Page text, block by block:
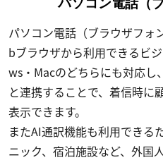
パソコン電話（
パソコン電話（ブラウザフォ
bブラウザから利用できるビ
ws・Macのどちらにも対応し
と連携することで、着信時に
表示できます。
またAI通訳機能も利用できる
ニック、宿泊施設など、外国